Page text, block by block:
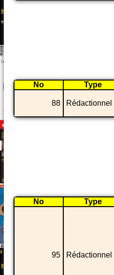
No Type
88 Rédactionnel
No Type
95 Rédactionnel